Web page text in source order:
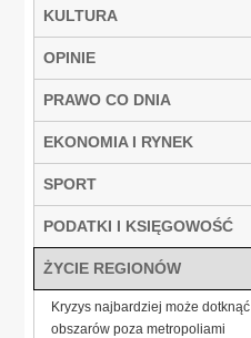
KULTURA
OPINIE
PRAWO CO DNIA
EKONOMIA I RYNEK
SPORT
PODATKI I KSIĘGOWOŚĆ
ŻYCIE REGIONÓW
Kryzys najbardziej może dotknąć
obszarów poza metropoliami